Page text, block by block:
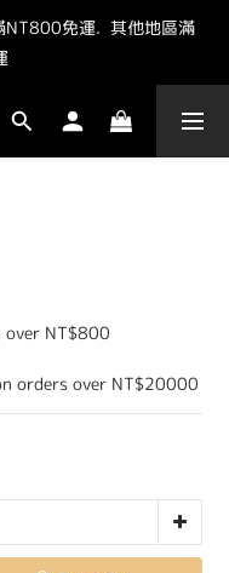
惠抽獎資訊
NT800免運.  其他地區滿
惠抽獎資訊
over NT$800
orders over NT$20000